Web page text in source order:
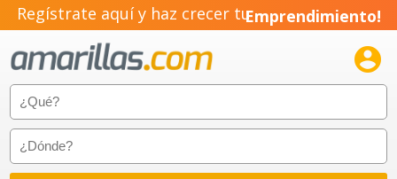
Regístrate aquí y haz crecer tuEmprendimiento!
